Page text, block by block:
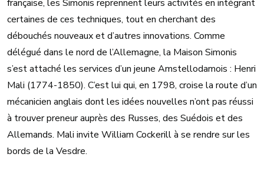
française, les Simonis reprennent leurs activités en intégrant
certaines de ces techniques, tout en cherchant des
débouchés nouveaux et d’autres innovations. Comme
délégué dans le nord de l’Allemagne, la Maison Simonis
s’est attaché les services d’un jeune Amstellodamois : Henri
Mali (1774-1850). C’est lui qui, en 1798, croise la route d’un
mécanicien anglais dont les idées nouvelles n’ont pas réussi
à trouver preneur auprès des Russes, des Suédois et des
Allemands. Mali invite William Cockerill à se rendre sur les
bords de la Vesdre.